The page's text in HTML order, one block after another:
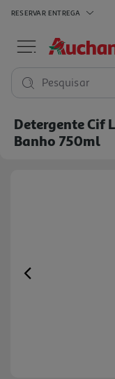
RESERVAR ENTREGA
Pesquisar
Detergente Cif
Banho 750ml
Previous